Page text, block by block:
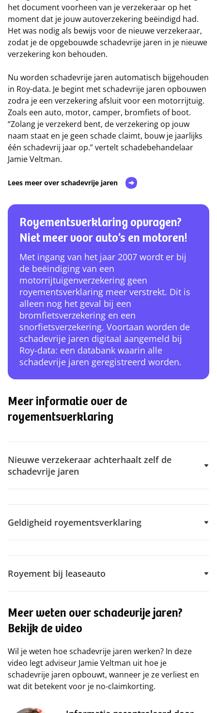
het document voorheen van je verzekeraar op het
moment dat je jouw autoverzekering beëindigd had.
Het was nodig als bewijs voor de nieuwe verzekeraar,
zodat je de opgebouwde schadevrije jaren in je nieuwe
verzekering kon behouden.
Nu worden schadevrije jaren automatisch bijgehouden
in Roy-data. Je begint met schadevrije jaren opbouwen
zodra je een verzekering afsluit voor een motorrijtuig.
Zoals een auto, motor, camper, bromfiets of boot.
“Zolang je verzekerd bent, de verzekering op jouw
naam staat en je geen schade claimt, bouw je jaarlijks
één schadevrij jaar op.” vertelt schadebehandelaar
Jamie Veltman.
Lees meer over schadevrije jaren
Royementsverklaring opvragen?
Niet meer voor auto’s en motoren!
Met ingang van het jaar 2007 wordt er bij
de beëindiging van een
motorrijtuigenverzekering geen
royementsverklaring meer verstrekt. Dit is
alleen nog het geval bij een
bromfietsverzekering en een
snorfietsverzekering. Voortaan worden de
schadevrije jaren digitaal aangemeld bij
Roy-data: een databank waarin alle
schadevrije jaren geregistreerd worden.
Meer informatie over de
royementsverklaring
Nieuwe verzekeraar achterhaalt zelf de
schadevrije jaren
Geldigheid royementsverklaring
Royement bij leaseauto
Meer weten over schadevrije jaren?
Bekijk de video
Wil je weten hoe schadevrije jaren werken? In deze
video legt adviseur Jamie Veltman uit hoe je
schadevrije jaren opbouwt, wanneer je ze verliest en
wat dit betekent voor je no-claimkorting.